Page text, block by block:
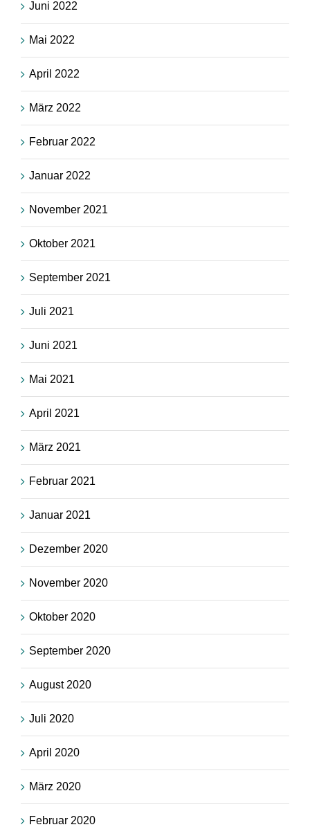
Juni 2022
Mai 2022
April 2022
März 2022
Februar 2022
Januar 2022
November 2021
Oktober 2021
September 2021
Juli 2021
Juni 2021
Mai 2021
April 2021
März 2021
Februar 2021
Januar 2021
Dezember 2020
November 2020
Oktober 2020
September 2020
August 2020
Juli 2020
April 2020
März 2020
Februar 2020